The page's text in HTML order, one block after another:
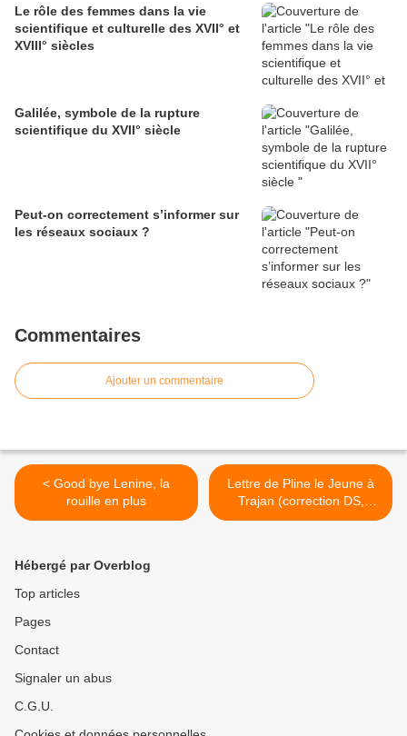
Le rôle des femmes dans la vie
scientifique et culturelle des XVII° et
XVIII° siècles
Galilée, symbole de la rupture
scientifique du XVII° siècle
Peut-on correctement s’informer sur
les réseaux sociaux ?
Commentaires
Ajouter un commentaire
< Good bye Lenine, la
rouille en plus
Lettre de Pline le Jeune à
Trajan (correction DS,
2nde5) >
Hébergé par Overblog
Top articles
Pages
Contact
Signaler un abus
C.G.U.